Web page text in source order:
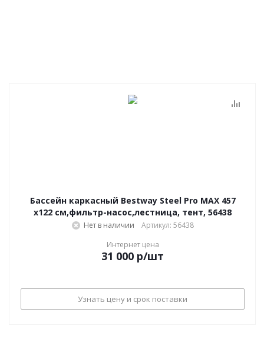
Бассейн каркасный Bestway Steel Pro MAX 457
х122 см,фильтр-насос,лестница, тент, 56438
Нет в наличии
Артикул: 56438
Интернет цена
31 000 р/шт
Узнать цену и срок поставки